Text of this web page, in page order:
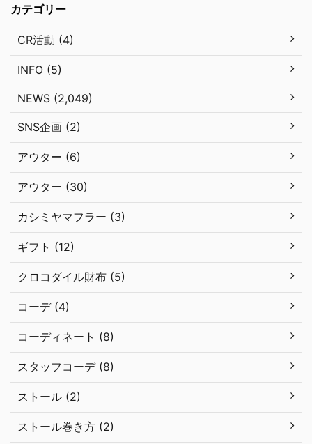
カテゴリー
CR活動 (4)
INFO (5)
NEWS (2,049)
SNS企画 (2)
アウター (6)
アウター (30)
カシミヤマフラー (3)
ギフト (12)
クロコダイル財布 (5)
コーデ (4)
コーディネート (8)
スタッフコーデ (8)
ストール (2)
ストール巻き方 (2)